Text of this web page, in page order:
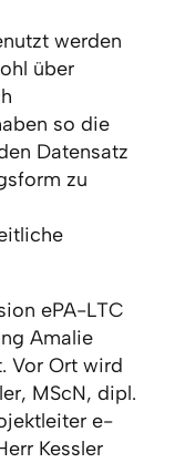
werden
über
so die
Datensatz
zu
ePA-LTC
Amalie
Vor Ort wird
MScN, dipl.
e-
Kessler